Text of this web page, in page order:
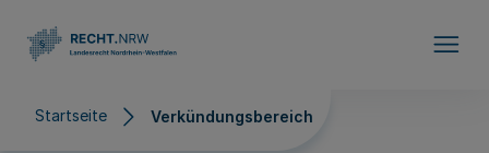
Startseite Verkündungsbereich